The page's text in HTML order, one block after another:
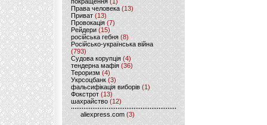
Права человека(13)
Приват (13)
Провокація (7)
Рейдери (15)
російська гебня (8)
Російсько-українська війна
(793)
Судова корупція (4)
тендерна мафія (36)
Тероризм (4)
Укрсоцбанк (3)
фальсифікація виборів (1)
Фокстрот(13)
шахрайство (12)
aliexpress.com (3)